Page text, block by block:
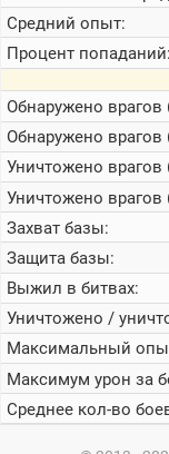
Средний опыт:
Процент попаданий:
Обнаружено врагов
Обнаружено врагов
Уничтожено врагов
Уничтожено врагов
Захват базы:
Защита базы:
Выжил в битвах:
Уничтожено /
Максимальный
Максимум урон за
Среднее кол-во